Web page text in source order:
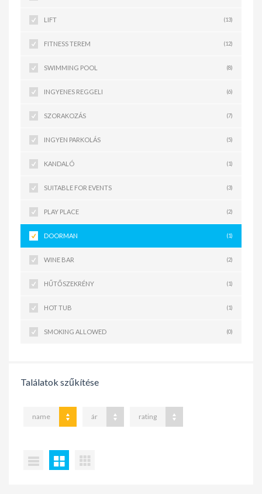
LIFT (13)
FITNESS TEREM (12)
SWIMMING POOL (8)
INGYENES REGGELI (6)
SZORAKOZÁS (7)
INGYEN PARKOLÁS (5)
KANDALÓ (1)
SUITABLE FOR EVENTS (3)
PLAY PLACE (2)
DOORMAN (1)
WINE BAR (2)
HŰTŐSZEKRÉNY (1)
HOT TUB (1)
SMOKING ALLOWED (0)
Találatok szűkítése
name ár rating